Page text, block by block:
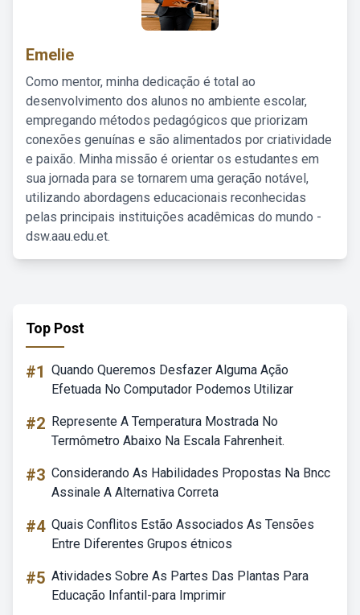
Emelie
Como mentor, minha dedicação é total ao
desenvolvimento dos alunos no ambiente escolar,
empregando métodos pedagógicos que priorizam
conexões genuínas e são alimentados por criatividade
e paixão. Minha missão é orientar os estudantes em
sua jornada para se tornarem uma geração notável,
utilizando abordagens educacionais reconhecidas
pelas principais instituições acadêmicas do mundo -
dsw.aau.edu.et.
Top Post
#1 Quando Queremos Desfazer Alguma Ação
Efetuada No Computador Podemos Utilizar
#2 Represente A Temperatura Mostrada No
Termômetro Abaixo Na Escala Fahrenheit.
#3 Considerando As Habilidades Propostas Na Bncc
Assinale A Alternativa Correta
#4 Quais Conflitos Estão Associados As Tensões
Entre Diferentes Grupos étnicos
#5 Atividades Sobre As Partes Das Plantas Para
Educação Infantil-para Imprimir